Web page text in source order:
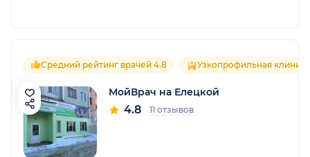
Средний рейтинг врачей 4.8 Узкопрофильная клиника
МойВрач на Елецкой
4.8 11 отзывов